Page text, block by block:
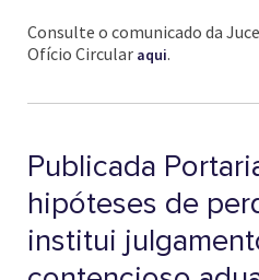
Consulte o comunicado da
Ofício Circular aqui.
Publicada
hipóteses de
institui